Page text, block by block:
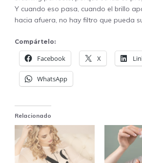
Y cuando eso pasa, cuando el brillo
hacia afuera, no hay filtro que pueda
Compártelo:
Facebook X
WhatsApp
Relacionado